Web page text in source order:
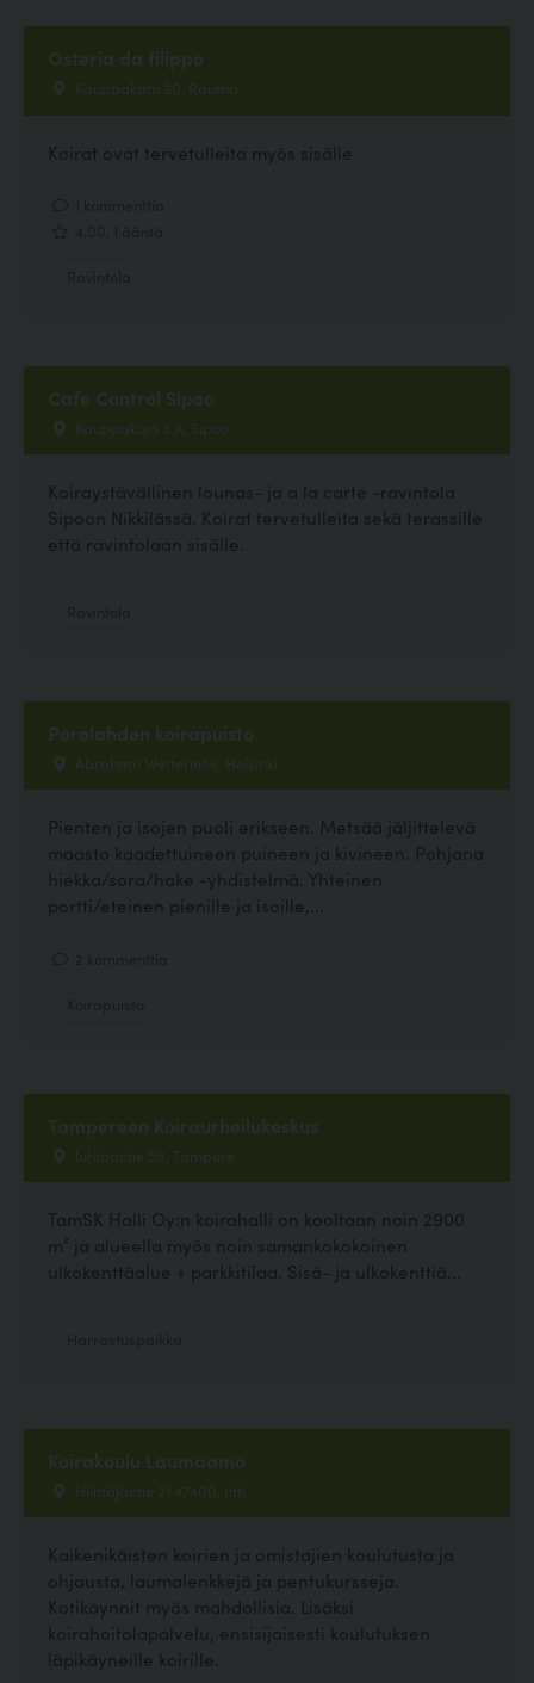
Osteria da filippo
Kauppakatu 20, Rauma
Koirat ovat tervetulleita myös sisälle
Cafe Control Sipoo
Kauppakuja 3 A, Sipoo
Koiraystävällinen lounas- ja a la carte -ravintola
Sipoon Nikkilässä. Koirat tervetulleita sekä terassille
että ravintolaan sisälle.
Porolahden koirapuisto
Abraham Wetterintie, Helsinki
Pienten ja isojen puoli erikseen. Metsää jäljittelevä
maasto kaadettuineen puineen ja kivineen. Pohjana
hiekka/sora/hake -yhdistelmä. Yhteinen
portti/eteinen pienille ja isoille,...
Tampereen Koiraurheilukeskus
luhtaantie 58, Tampere
TamSK Halli Oy:n koirahalli on kooltaan noin 2900
m² ja alueella myös noin samankokokoinen
ulkokenttäalue + parkkitilaa. Sisä- ja ulkokenttiä...
Koirakoulu Laumaamo
Hiihtäjäntie 21 47400, Iitti
Kaikenikäisten koirien ja omistajien koulutusta ja
ohjausta, laumalenkkejä ja pentukursseja.
Kotikäynnit myös mahdollisia. Lisäksi
koirahoitolapalvelu, ensisijaisesti koulutuksen
läpikäyneille koirille.